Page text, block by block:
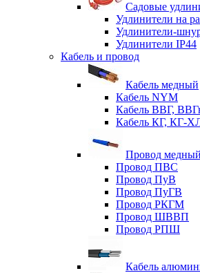
Садовые
Удлинители на
Удлинители-
Удлинители IP44
Кабель и провод
Кабель медный
Кабель NYM
Кабель ВВГ,
Кабель КГ, КГ-
Провод медный
Провод ПВС
Провод ПуВ
Провод ПуГВ
Провод РКГМ
Провод ШВВП
Провод РПШ
Кабель